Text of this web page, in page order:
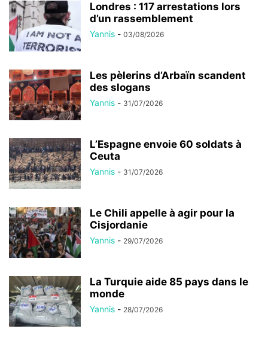
Londres : 117 arrestations lors
d’un rassemblement
Yannis - 03/08/2026
Les pèlerins d’Arbaïn scandent
des slogans
Yannis - 31/07/2026
L’Espagne envoie 60 soldats à
Ceuta
Yannis - 31/07/2026
Le Chili appelle à agir pour la
Cisjordanie
Yannis - 29/07/2026
La Turquie aide 85 pays dans le
monde
Yannis - 28/07/2026